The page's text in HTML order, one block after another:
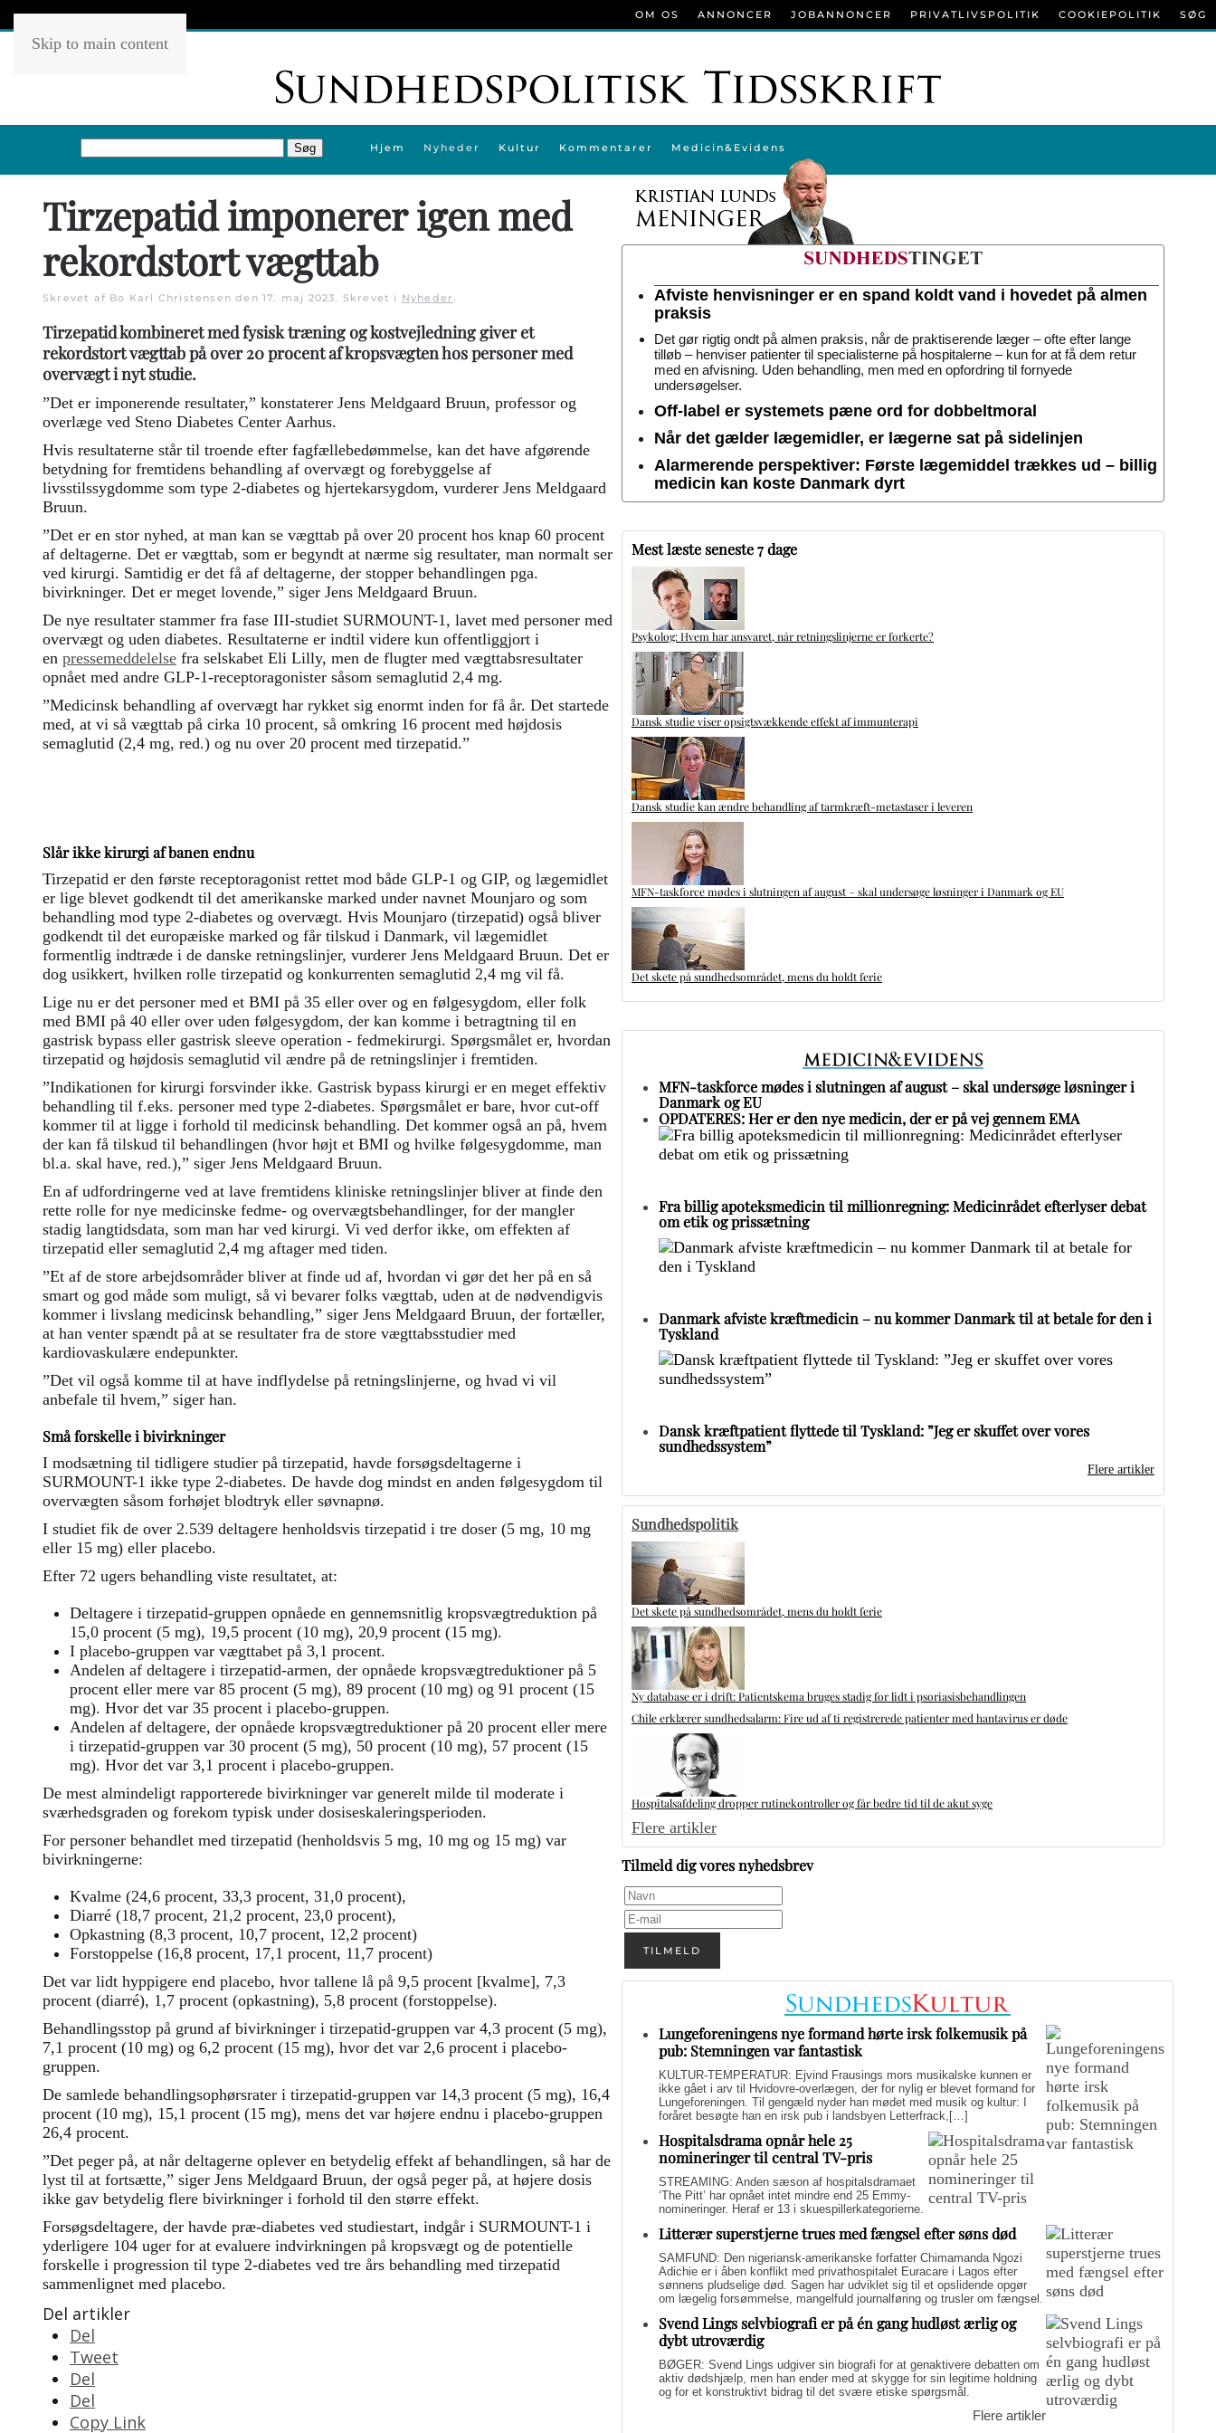
Skip to main content
Hjem Nyheder Kultur Kommentarer Medicin&Evidens
OM OS ANNONCER JOBANNONCER PRIVATLIVSPOLITIK COOKIEPOLITIK SØG
Tirzepatid imponerer igen med
rekordstort vægttab
Skrevet af Bo Karl Christensen den 17. maj 2023. Skrevet i Nyheder.
Tirzepatid kombineret med fysisk træning og kostvejledning giver et
rekordstort vægttab på over 20 procent af kropsvægten hos personer med
overvægt i nyt studie.
”Det er imponerende resultater,” konstaterer Jens Meldgaard Bruun, professor og
overlæge ved Steno Diabetes Center Aarhus.
Hvis resultaterne står til troende efter fagfællebedømmelse, kan det have afgørende
betydning for fremtidens behandling af overvægt og forebyggelse af
livsstilssygdomme som type 2-diabetes og hjertekarsygdom, vurderer Jens Meldgaard
Bruun.
”Det er en stor nyhed, at man kan se vægttab på over 20 procent hos knap 60 procent
af deltagerne. Det er vægttab, som er begyndt at nærme sig resultater, man normalt ser
ved kirurgi. Samtidig er det få af deltagerne, der stopper behandlingen pga.
bivirkninger. Det er meget lovende,” siger Jens Meldgaard Bruun.
De nye resultater stammer fra fase III-studiet SURMOUNT-1, lavet med personer med
overvægt og uden diabetes. Resultaterne er indtil videre kun offentliggjort i
en pressemeddelelse fra selskabet Eli Lilly, men de flugter med vægttabsresultater
opnået med andre GLP-1-receptoragonister såsom semaglutid 2,4 mg.
”Medicinsk behandling af overvægt har rykket sig enormt inden for få år. Det startede
med, at vi så vægttab på cirka 10 procent, så omkring 16 procent med højdosis
semaglutid (2,4 mg, red.) og nu over 20 procent med tirzepatid.”
Slår ikke kirurgi af banen endnu
Tirzepatid er den første receptoragonist rettet mod både GLP-1 og GIP, og lægemidlet
er lige blevet godkendt til det amerikanske marked under navnet Mounjaro og som
behandling mod type 2-diabetes og overvægt. Hvis Mounjaro (tirzepatid) også bliver
godkendt til det europæiske marked og får tilskud i Danmark, vil lægemidlet
formentlig indtræde i de danske retningslinjer, vurderer Jens Meldgaard Bruun. Det er
dog usikkert, hvilken rolle tirzepatid og konkurrenten semaglutid 2,4 mg vil få.
Lige nu er det personer med et BMI på 35 eller over og en følgesygdom, eller folk
med BMI på 40 eller over uden følgesygdom, der kan komme i betragtning til en
gastrisk bypass eller gastrisk sleeve operation - fedmekirurgi. Spørgsmålet er, hvordan
tirzepatid og højdosis semaglutid vil ændre på de retningslinjer i fremtiden.
”Indikationen for kirurgi forsvinder ikke. Gastrisk bypass kirurgi er en meget effektiv
behandling til f.eks. personer med type 2-diabetes. Spørgsmålet er bare, hvor cut-off
kommer til at ligge i forhold til medicinsk behandling. Det kommer også an på, hvem
der kan få tilskud til behandlingen (hvor højt et BMI og hvilke følgesygdomme, man
bl.a. skal have, red.),” siger Jens Meldgaard Bruun.
En af udfordringerne ved at lave fremtidens kliniske retningslinjer bliver at finde den
rette rolle for nye medicinske fedme- og overvægtsbehandlinger, for der mangler
stadig langtidsdata, som man har ved kirurgi. Vi ved derfor ikke, om effekten af
tirzepatid eller semaglutid 2,4 mg aftager med tiden.
”Et af de store arbejdsområder bliver at finde ud af, hvordan vi gør det her på en så
smart og god måde som muligt, så vi bevarer folks vægttab, uden at de nødvendigvis
kommer i livslang medicinsk behandling,” siger Jens Meldgaard Bruun, der fortæller,
at han venter spændt på at se resultater fra de store vægttabsstudier med
kardiovaskulære endepunkter.
”Det vil også komme til at have indflydelse på retningslinjerne, og hvad vi vil
anbefale til hvem,” siger han.
Små forskelle i bivirkninger
I modsætning til tidligere studier på tirzepatid, havde forsøgsdeltagerne i
SURMOUNT-1 ikke type 2-diabetes. De havde dog mindst en anden følgesygdom til
overvægten såsom forhøjet blodtryk eller søvnapnø.
I studiet fik de over 2.539 deltagere henholdsvis tirzepatid i tre doser (5 mg, 10 mg
eller 15 mg) eller placebo.
Efter 72 ugers behandling viste resultatet, at:
Deltagere i tirzepatid-gruppen opnåede en gennemsnitlig kropsvægtreduktion på
15,0 procent (5 mg), 19,5 procent (10 mg), 20,9 procent (15 mg).
I placebo-gruppen var vægttabet på 3,1 procent.
Andelen af deltagere i tirzepatid-armen, der opnåede kropsvægtreduktioner på 5
procent eller mere var 85 procent (5 mg), 89 procent (10 mg) og 91 procent (15
mg). Hvor det var 35 procent i placebo-gruppen.
Andelen af deltagere, der opnåede kropsvægtreduktioner på 20 procent eller mere
i tirzepatid-gruppen var 30 procent (5 mg), 50 procent (10 mg), 57 procent (15
mg). Hvor det var 3,1 procent i placebo-gruppen.
De mest almindeligt rapporterede bivirkninger var generelt milde til moderate i
sværhedsgraden og forekom typisk under dosiseskaleringsperioden.
For personer behandlet med tirzepatid (henholdsvis 5 mg, 10 mg og 15 mg) var
bivirkningerne:
Kvalme (24,6 procent, 33,3 procent, 31,0 procent),
Diarré (18,7 procent, 21,2 procent, 23,0 procent),
Opkastning (8,3 procent, 10,7 procent, 12,2 procent)
Forstoppelse (16,8 procent, 17,1 procent, 11,7 procent)
Det var lidt hyppigere end placebo, hvor tallene lå på 9,5 procent [kvalme], 7,3
procent (diarré), 1,7 procent (opkastning), 5,8 procent (forstoppelse).
Behandlingsstop på grund af bivirkninger i tirzepatid-gruppen var 4,3 procent (5 mg),
7,1 procent (10 mg) og 6,2 procent (15 mg), hvor det var 2,6 procent i placebo-
gruppen.
De samlede behandlingsophørsrater i tirzepatid-gruppen var 14,3 procent (5 mg), 16,4
procent (10 mg), 15,1 procent (15 mg), mens det var højere endnu i placebo-gruppen
26,4 procent.
”Det peger på, at når deltagerne oplever en betydelig effekt af behandlingen, så har de
lyst til at fortsætte,” siger Jens Meldgaard Bruun, der også peger på, at højere dosis
ikke gav betydelig flere bivirkninger i forhold til den større effekt.
Forsøgsdeltagere, der havde præ-diabetes ved studiestart, indgår i SURMOUNT-1 i
yderligere 104 uger for at evaluere indvirkningen på kropsvægt og de potentielle
forskelle i progression til type 2-diabetes ved tre års behandling med tirzepatid
sammenlignet med placebo.
Del artikler
Del
Tweet
Del
Del
Copy Link
Afviste henvisninger er en spand koldt vand i hovedet på almen
praksis
Det gør rigtig ondt på almen praksis, når de praktiserende læger – ofte efter lange
tilløb – henviser patienter til specialisterne på hospitalerne – kun for at få dem retur
med en afvisning. Uden behandling, men med en opfordring til fornyede
undersøgelser.
Off-label er systemets pæne ord for dobbeltmoral
Når det gælder lægemidler, er lægerne sat på sidelinjen
Alarmerende perspektiver: Første lægemiddel trækkes ud – billig
medicin kan koste Danmark dyrt
Mest læste seneste 7 dage
Psykolog: Hvem har ansvaret, når retningslinjerne er forkerte?
Dansk studie viser opsigtsvækkende effekt af immunterapi
Dansk studie kan ændre behandling af tarmkræft-metastaser i leveren
MFN-taskforce mødes i slutningen af august – skal undersøge løsninger i Danmark og EU
Det skete på sundhedsområdet, mens du holdt ferie
MFN-taskforce mødes i slutningen af august – skal undersøge løsninger i
Danmark og EU
OPDATERES: Her er den nye medicin, der er på vej gennem EMA
Fra billig apoteksmedicin til millionregning: Medicinrådet efterlyser debat
om etik og prissætning
Danmark afviste kræftmedicin – nu kommer Danmark til at betale for den i
Tyskland
Dansk kræftpatient flyttede til Tyskland: ”Jeg er skuffet over vores
sundhedssystem”
Flere artikler
Sundhedspolitik
Det skete på sundhedsområdet, mens du holdt ferie
Ny database er i drift: Patientskema bruges stadig for lidt i psoriasisbehandlingen
Chile erklærer sundhedsalarm: Fire ud af ti registrerede patienter med hantavirus er døde
Hospitalsafdeling dropper rutinekontroller og får bedre tid til de akut syge
Flere artikler
Tilmeld dig vores nyhedsbrev
TILMELD
Lungeforeningens nye formand hørte irsk folkemusik på
pub: Stemningen var fantastisk
KULTUR-TEMPERATUR: Ejvind Frausings mors musikalske kunnen er
ikke gået i arv til Hvidovre-overlægen, der for nylig er blevet formand for
Lungeforeningen. Til gengæld nyder han mødet med musik og kultur: I
foråret besøgte han en irsk pub i landsbyen Letterfrack,[…]
Hospitalsdrama opnår hele 25
nomineringer til central TV-pris
STREAMING: Anden sæson af hospitalsdramaet
‘The Pitt’ har opnået intet mindre end 25 Emmy-
nomineringer. Heraf er 13 i skuespillerkategorierne.
Litterær superstjerne trues med fængsel efter søns død
SAMFUND: Den nigeriansk-amerikanske forfatter Chimamanda Ngozi
Adichie er i åben konflikt med privathospitalet Euracare i Lagos efter
sønnens pludselige død. Sagen har udviklet sig til et opslidende opgør
om lægelig forsømmelse, mangelfuld journalføring og trusler om fængsel.
Svend Lings selvbiografi er på én gang hudløst ærlig og
dybt utroværdig
BØGER: Svend Lings udgiver sin biografi for at genaktivere debatten om
aktiv dødshjælp, men han ender med at skygge for sin legitime holdning
og for et konstruktivt bidrag til det svære etiske spørgsmål.
Flere artikler